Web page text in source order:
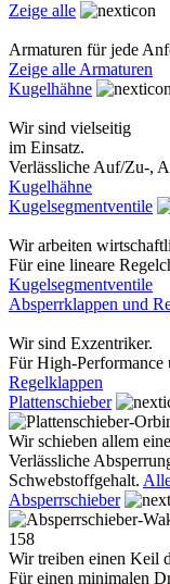
Zeige alle
Armaturen für jede
Zeige alle Armaturen
Kugelhähne
Wir sind vielseitig
im Einsatz.
Verlässliche Auf/Zu-,
Kugelhähne
Kugelsegmentventile
Wir arbeiten
Für eine lineare
Kugelsegmentventile
Absperrklappen und
Wir sind Exzentriker.
Für High-Performance
Regelklappen
Plattenschieber
Wir schieben allem
Verlässliche
Schwebstoffgehalt.
Absperrschieber
Wir treiben einen Keil
Für einen minimalen